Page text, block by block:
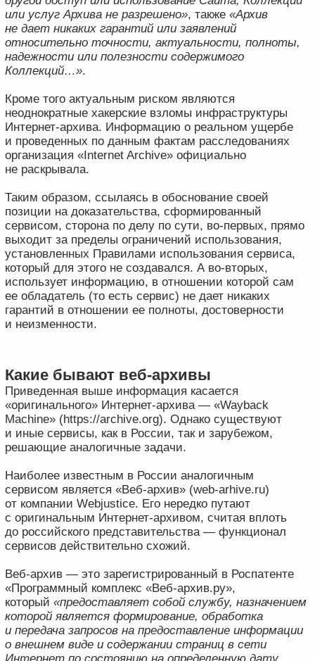
Linkedin
Контакты
+7 495 147 00 45
125 047, Москва, 4-й Лесной переулок,
4, БЦ White Stone, 5 этаж
Общество с ограниченной ответственностью «Центр
цифровой криминалистики и права» ИНН
9701098093 Основной ОКВЭД 62.02 Код 1.01:
оказание услуг (в том числе консультационных,
услуг по обучению, экспертных услуг и иных) в
отношении программ для ЭВМ, баз данных,
информационных систем.